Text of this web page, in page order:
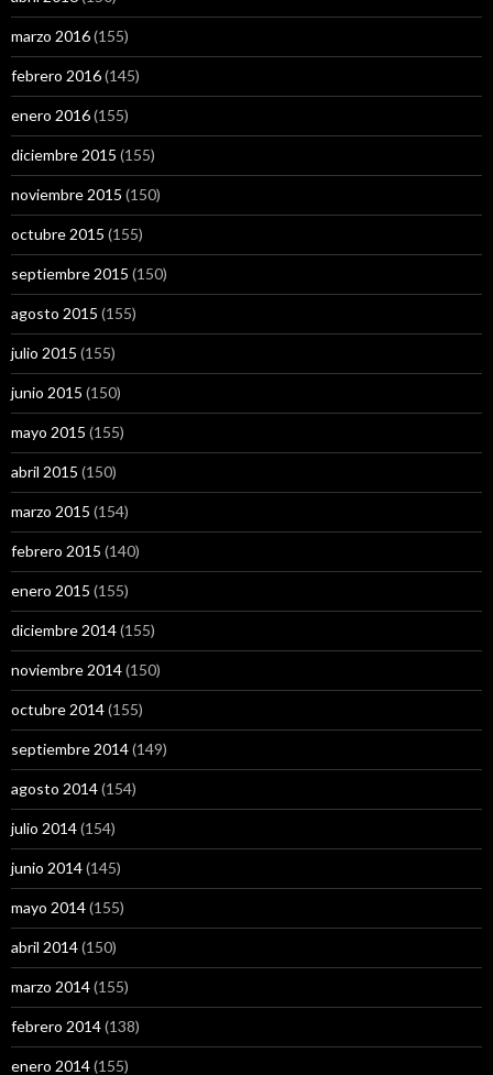
marzo 2016(155)
febrero 2016(145)
enero 2016(155)
diciembre 2015 (155)
noviembre 2015 (150)
octubre 2015 (155)
septiembre 2015 (150)
agosto 2015 (155)
julio 2015 (155)
junio 2015 (150)
mayo 2015 (155)
abril 2015 (150)
marzo 2015 (154)
febrero 2015 (140)
enero 2015 (155)
diciembre 2014(155)
noviembre 2014(150)
octubre 2014(155)
septiembre 2014(149)
agosto 2014(154)
julio 2014(154)
junio 2014(145)
mayo 2014(155)
abril 2014(150)
marzo 2014(155)
febrero 2014(138)
enero 2014(155)